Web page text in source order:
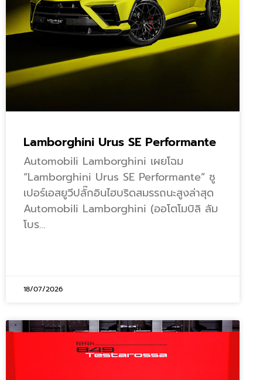
Lamborghini Urus SE Performante
Automobili Lamborghini เผยโฉม
“Lamborghini Urus SE Performante” ซู
เปอร์เอสยูวีปลั๊กอินไฮบริดสมรรถนะสูงล่าสุด
Automobili Lamborghini (ออโตโมบิลิ ลัม
โบร…
18/07/2026